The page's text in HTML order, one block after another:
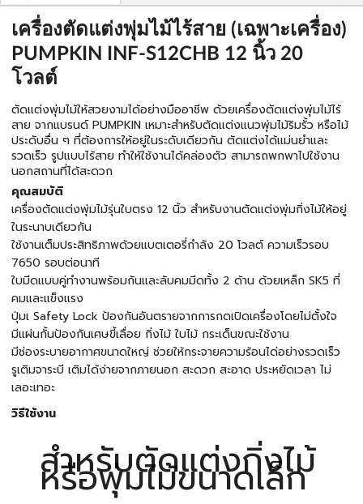
เครื่องตัดแต่งพุ่มไม้ไร้สาย (เฉพาะเครื่อง)
PUMPKIN INF-S12CHB 12 นิ้ว 20
โวลต์
ตัดแต่งพุ่มไม้ให้สวยงามได้อย่างมืออาชีพ ด้วยเครื่องตัดแต่งพุ่มไม้ไร้
สาย จากแบรนด์ PUMPKIN เหมาะสำหรับตัดแต่งแนวพุ่มไม้ริมรั้ว หรือไม้
ประดับอื่น ๆ ที่ต้องการให้อยู่ในระดับเดียวกัน ตัดแต่งได้แม่นยำและ
รวดเร็ว รูปแบบไร้สาย ทำให้ใช้งานได้คล่องตัว สามารถพกพาไปใช้งาน
นอกสถานที่ได้สะดวก
คุณสมบัติ
เครื่องตัดแต่งพุ่มไม้รุ่นใบตรง 12 นิ้ว สำหรับงานตัดแต่งพุ่มกิ่งไม้ให้อยู่
ในระนาบเดียวกัน
ใช้งานเต็มประสิทธิภาพด้วยแบตเตอรี่กำลัง 20 โวลต์ ความเร็วรอบ
7650 รอบต่อนาที
ใบมีดแบบคู่ทำงานพร้อมกันและลับคมมีดทั้ง 2 ด้าน ด้วยเหล็ก SK5 ที่
คมและแข็งแรง
ปุ่มเ Safety Lock ป้องกันอันตรายจากการกดเปิดเครื่องโดยไม่ตั้งใจ
มีแผ่นกั้นป้องกันเศษขี้เลื่อย กิ่งไม้ ใบไม้ กระเด็นขณะใช้งาน
มีช่องระบายอากาศขนาดใหญ่ ช่วยให้กระจายความร้อนได่อย่างรวดเร็ว
รูเติมจาระบี เติมได้ง่ายจากภายนอก สะดวก สะอาด ประหยัดเวลา ไม่
เลอะเทอะ
วิธีใช้งาน
สำหรับตัดแต่งกิ่งไม้
หรือพุ่มไม้ขนาดเล็ก